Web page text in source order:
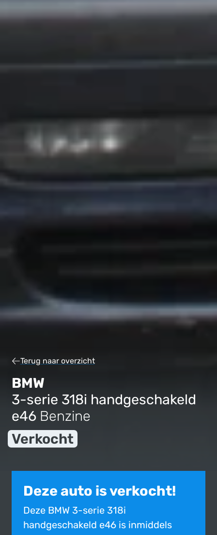
Terug naar overzicht
BMW
3-serie 318i handgeschakeld
e46 Benzine
Verkocht
Deze auto is verkocht!
Deze BMW 3-serie 318i
handgeschakeld e46 is inmiddels